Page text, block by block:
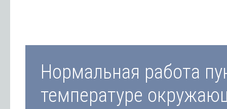
Нормальная работа
температуре